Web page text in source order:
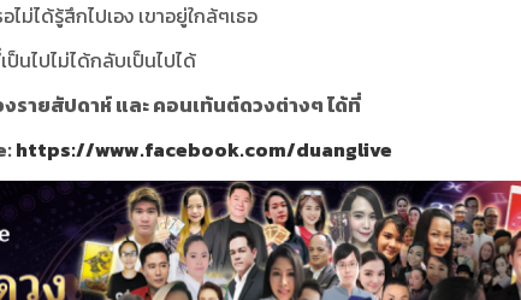
ได้รู้สึกไปเอง เขาอยู่ใกล้ๆเธอ
ป็นไปไม่ได้กลับเป็นไปได้
รายสัปดาห์ และ คอนเท้นต์ดวงต่างๆ ได้ที่
https://www.facebook.com/duanglive